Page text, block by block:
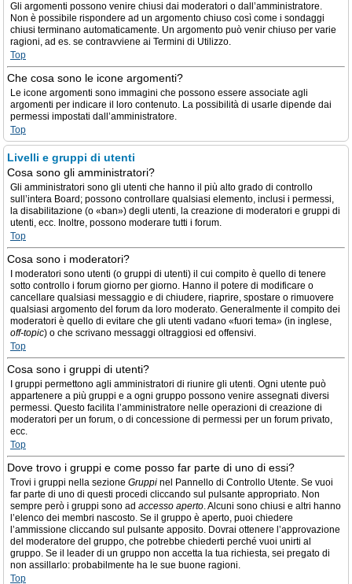
Gli argomenti possono venire chiusi dai moderatori o dall’amministratore.
Non è possibile rispondere ad un argomento chiuso così come i sondaggi
chiusi terminano automaticamente. Un argomento può venir chiuso per varie
ragioni, ad es. se contravviene ai Termini di Utilizzo.
Top
Che cosa sono le icone argomenti?
Le icone argomenti sono immagini che possono essere associate agli
argomenti per indicare il loro contenuto. La possibilità di usarle dipende dai
permessi impostati dall’amministratore.
Top
Livelli e gruppi di utenti
Cosa sono gli amministratori?
Gli amministratori sono gli utenti che hanno il più alto grado di controllo
sull’intera Board; possono controllare qualsiasi elemento, inclusi i permessi,
la disabilitazione (o «ban») degli utenti, la creazione di moderatori e gruppi di
utenti, ecc. Inoltre, possono moderare tutti i forum.
Top
Cosa sono i moderatori?
I moderatori sono utenti (o gruppi di utenti) il cui compito è quello di tenere
sotto controllo i forum giorno per giorno. Hanno il potere di modificare o
cancellare qualsiasi messaggio e di chiudere, riaprire, spostare o rimuovere
qualsiasi argomento del forum da loro moderato. Generalmente il compito dei
moderatori è quello di evitare che gli utenti vadano «fuori tema» (in inglese,
off-topic) o che scrivano messaggi oltraggiosi ed offensivi.
Top
Cosa sono i gruppi di utenti?
I gruppi permettono agli amministratori di riunire gli utenti. Ogni utente può
appartenere a più gruppi e a ogni gruppo possono venire assegnati diversi
permessi. Questo facilita l’amministratore nelle operazioni di creazione di
moderatori per un forum, o di concessione di permessi per un forum privato,
ecc.
Top
Dove trovo i gruppi e come posso far parte di uno di essi?
Trovi i gruppi nella sezione Gruppi nel Pannello di Controllo Utente. Se vuoi
far parte di uno di questi procedi cliccando sul pulsante appropriato. Non
sempre però i gruppi sono ad accesso aperto. Alcuni sono chiusi e altri hanno
l’elenco dei membri nascosto. Se il gruppo è aperto, puoi chiedere
l’ammissione cliccando sul pulsante apposito. Dovrai ottenere l’approvazione
del moderatore del gruppo, che potrebbe chiederti perché vuoi unirti al
gruppo. Se il leader di un gruppo non accetta la tua richiesta, sei pregato di
non assillarlo: probabilmente ha le sue buone ragioni.
Top